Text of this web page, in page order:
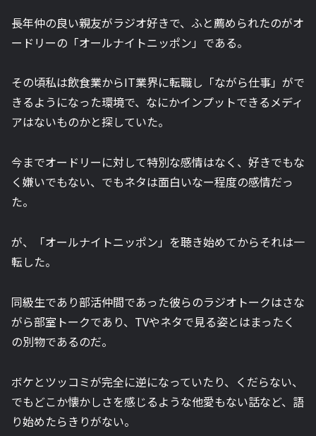
長年仲の良い親友がラジオ好きで、ふと薦められたのがオ
ードリーの「オールナイトニッポン」である。
その頃私は飲食業からIT業界に転職し「ながら仕事」がで
きるようになった環境で、なにかインプットできるメディ
アはないものかと探していた。
今までオードリーに対して特別な感情はなく、好きでもな
く嫌いでもない、でもネタは面白いなー程度の感情だっ
た。
が、「オールナイトニッポン」を聴き始めてからそれは一
転した。
同級生であり部活仲間であった彼らのラジオトークはさな
がら部室トークであり、TVやネタで見る姿とはまったく
の別物であるのだ。
ボケとツッコミが完全に逆になっていたり、くだらない、
でもどこか懐かしさを感じるような他愛もない話など、語
り始めたらきりがない。